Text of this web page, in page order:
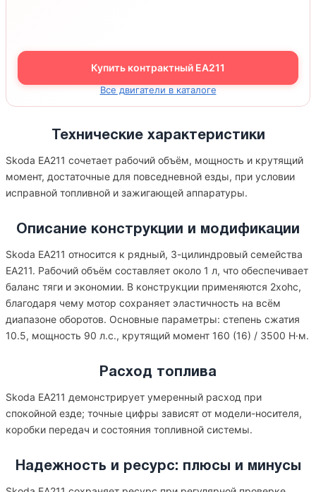
Купить контрактный EA211
Все двигатели в каталоге
Технические характеристики
Skoda EA211 сочетает рабочий объём, мощность и крутящий
момент, достаточные для повседневной езды, при условии
исправной топливной и зажигающей аппаратуры.
Описание конструкции и модификации
Skoda EA211 относится к рядный, 3-цилиндровый семейства
EA211. Рабочий объём составляет около 1 л, что обеспечивает
баланс тяги и экономии. В конструкции применяются 2xohc,
благодаря чему мотор сохраняет эластичность на всём
диапазоне оборотов. Основные параметры: степень сжатия
10.5, мощность 90 л.с., крутящий момент 160 (16) / 3500 Н·м.
Расход топлива
Skoda EA211 демонстрирует умеренный расход при
спокойной езде; точные цифры зависят от модели-носителя,
коробки передач и состояния топливной системы.
Надежность и ресурс: плюсы и минусы